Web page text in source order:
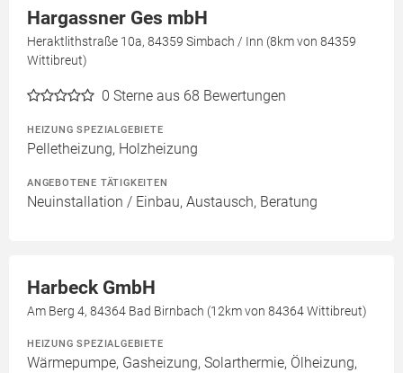
Hargassner Ges mbH
Heraktlithstraße 10a, 84359 Simbach / Inn (8km von 84359
Wittibreut)
0 Sterne aus 68 Bewertungen
HEIZUNG SPEZIALGEBIETE
Pelletheizung, Holzheizung
ANGEBOTENE TÄTIGKEITEN
Neuinstallation / Einbau, Austausch, Beratung
Harbeck GmbH
Am Berg 4, 84364 Bad Birnbach (12km von 84364 Wittibreut)
HEIZUNG SPEZIALGEBIETE
Wärmepumpe, Gasheizung, Solarthermie, Ölheizung,